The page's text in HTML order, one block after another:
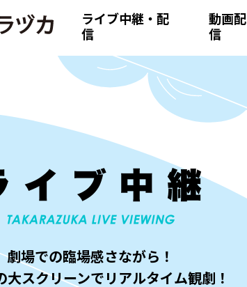
ライブ中継・配
信
動画配
信
劇場での臨場感さながら！
大スクリーンでリアルタイム観劇！